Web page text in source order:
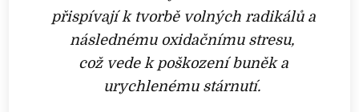
přispívají k tvorbě volných radikálů a
následnému oxidačnímu stresu,
což vede k poškození buněk a
urychlenému stárnutí.